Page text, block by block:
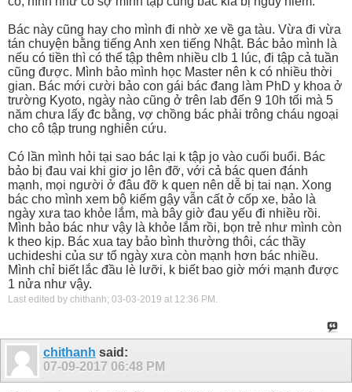
Bác này cũng hay cho mình đi nhờ xe về ga tàu. Vừa đi vừa
tán chuyện bằng tiếng Anh xen tiếng Nhật. Bác bảo mình là
nếu có tiền thì có thể tập thêm nhiều clb 1 lúc, đi tập cả tuần
cũng được. Mình bảo mình học Master nên k có nhiều thời
gian. Bác mới cười bảo con gái bác đang làm PhD y khoa ở
trường Kyoto, ngày nào cũng ở trên lab đến 9 10h tối mà 5
năm chưa lấy đc bằng, vợ chồng bác phải trông cháu ngoại
cho cô tập trung nghiên cứu.
Có lần mình hỏi tại sao bác lại k tập jo vào cuối buổi. Bác
bảo bị đau vai khi giơ jo lên đỡ, với cả bác quen đánh
mạnh, mọi người ở đâu đỡ k quen nên dễ bị tai nạn. Xong
bác cho mình xem bộ kiếm gậy vẫn cất ở cốp xe, bảo là
ngày xưa tao khỏe lắm, mà bây giờ đau yếu đi nhiều rồi.
Mình bảo bác như vậy là khỏe lắm rồi, bọn trẻ như mình còn
k theo kịp. Bác xua tay bảo bình thường thôi, các thầy
uchideshi của sư tổ ngày xưa còn mạnh hơn bác nhiều.
Mình chỉ biết lắc đầu lè lưỡi, k biết bao giờ mới mạnh được
1 nửa như vậy.
Last edited by chithanh; 03-03-2019 at 12:36 PM .
chithanh said:
07-09-2017 06:48 PM